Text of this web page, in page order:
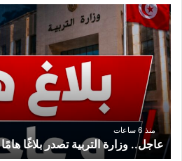
عاجل..
وزارة
التربية
تصدر
بلاغًا
هامًا
منذ 6 ساعات
عاجل.. وزارة التربية تصدر بلاغًا هامًا